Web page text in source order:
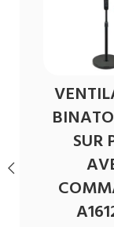
SUR